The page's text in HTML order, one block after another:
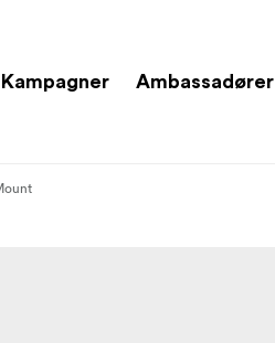
Kampagner Ambassadører